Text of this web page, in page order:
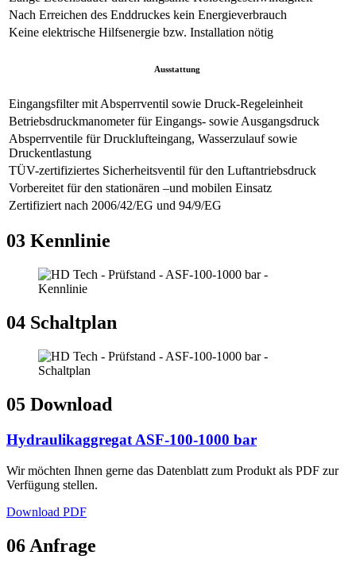
Nach Erreichen des Enddruckes kein Energieverbrauch
Keine elektrische Hilfsenergie bzw. Installation nötig
Ausstattung
Eingangsfilter mit Absperrventil sowie Druck-Regeleinheit
Betriebsdruckmanometer für Eingangs- sowie Ausgangsdruck
Absperrventile für Drucklufteingang, Wasserzulauf sowie
Druckentlastung
TÜV-zertifiziertes Sicherheitsventil für den Luftantriebsdruck
Vorbereitet für den stationären –und mobilen Einsatz
Zertifiziert nach 2006/42/EG und 94/9/EG
03 Kennlinie
04 Schaltplan
05 Download
Hydraulikaggregat ASF-100-1000 bar
Wir möchten Ihnen gerne das Datenblatt zum Produkt als PDF zur
Verfügung stellen.
Download PDF
06 Anfrage